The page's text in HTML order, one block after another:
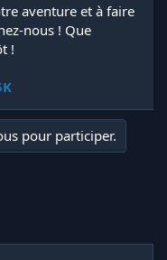
aventure et à faire
nous ! Que
!
pour participer.